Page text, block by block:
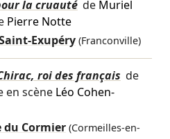
la cruauté de Muriel
Pierre Notte
Exupéry (Franconville)
roi des français de
en scène Léo Cohen-
du Cormier (Cormeilles-en-